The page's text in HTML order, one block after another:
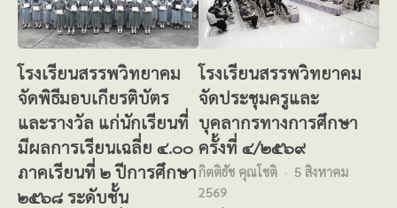
โรงเรียนสรรพวิทยาคม
จัดพิธีมอบเกียรติบัตร
และรางวัล แก่นักเรียนที่
มีผลการเรียนเฉลี่ย ๔.๐๐
ภาคเรียนที่ ๒ ปีการศึกษา
๒๕๖๘ ระดับชั้น
โรงเรียนสรรพวิทยาคม
จัดประชุมครูและ
บุคลากรทางการศึกษา
ครั้งที่ ๔/๒๕๖๙
กิตติธัช คุณโชติ
5 สิงหาคม
2569